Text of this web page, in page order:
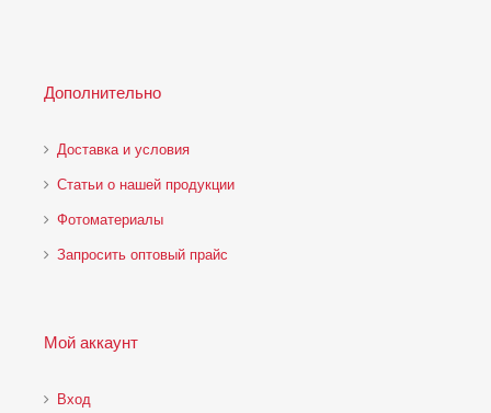
Дополнительно
Доставка и условия
Статьи о нашей продукции
Фотоматериалы
Запросить оптовый прайс
Мой аккаунт
Вход